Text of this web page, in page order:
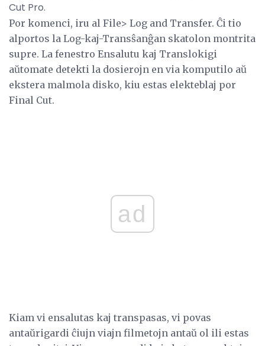
Cut Pro.
Por komenci, iru al File> Log and Transfer. Ĉi tio
alportos la Log-kaj-Transŝanĝan skatolon montrita
supre. La fenestro Ensalutu kaj Translokigi
aŭtomate detekti la dosierojn en via komputilo aŭ
ekstera malmola disko, kiu estas elekteblaj por
Final Cut.
ad
Kiam vi ensalutas kaj transpasas, vi povas
antaŭrigardi ĉiujn viajn filmetojn antaŭ ol ili estas